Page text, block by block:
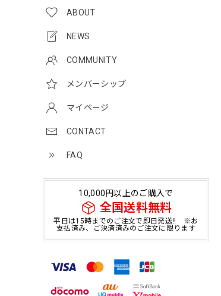
ABOUT
NEWS
COMMUNITY
メンバーシップ
マイページ
CONTACT
FAQ
10,000円以上のご購入で
全国送料無料
平日は15時までのご注文で即日発送!! ※お
支払済み、ご決済済みのご注文に限ります